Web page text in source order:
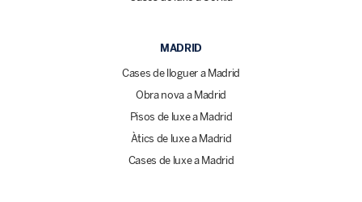
MADRID
Cases de lloguer a Madrid
Obra nova a Madrid
Pisos de luxe a Madrid
Àtics de luxe a Madrid
Cases de luxe a Madrid